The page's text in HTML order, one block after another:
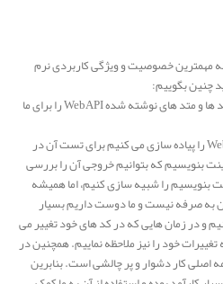
مهمترین خصوصیت و ویژگی کاربردی نرم
Postman امکان تست ، اجرا و بررسی کد ها و متد های نوشته شده WebAPI را برای ما
در محیط برنامه نویسی وقتی یک Web API را پیاده سازی می کنیم برای تست آن در
بنویسیم که بتوانیم خروجی آن را بررسی
بنویسیم را شبیه سازی کنیم، اما همیشه
به صرفه نیست و ما دوست داریم بسیار
و در زمان هایی که در کد های خود تغییر می
خود را نیز ملاحظه نماییم. همچنین در
کار دشوار و پر چالشی است. بنابرین